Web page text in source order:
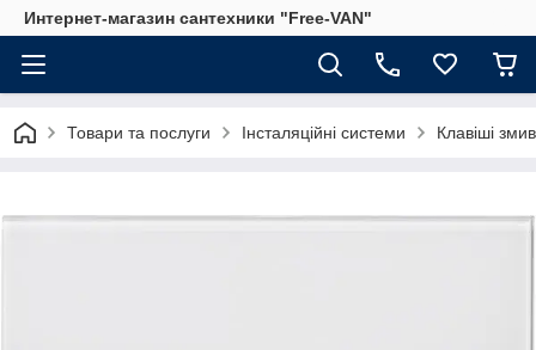
Интернет-магазин сантехники "Free-VAN"
Товари та послуги Інсталяційні системи Клавіші